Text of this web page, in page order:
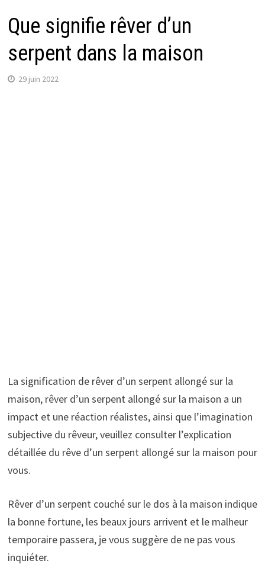
Que signifie rêver d’un
serpent dans la maison
29 juin 2022
La signification de rêver d’un serpent allongé sur la
maison, rêver d’un serpent allongé sur la maison a un
impact et une réaction réalistes, ainsi que l’imagination
subjective du rêveur, veuillez consulter l’explication
détaillée du rêve d’un serpent allongé sur la maison pour
vous.
Rêver d’un serpent couché sur le dos à la maison indique
la bonne fortune, les beaux jours arrivent et le malheur
temporaire passera, je vous suggère de ne pas vous
inquiéter.